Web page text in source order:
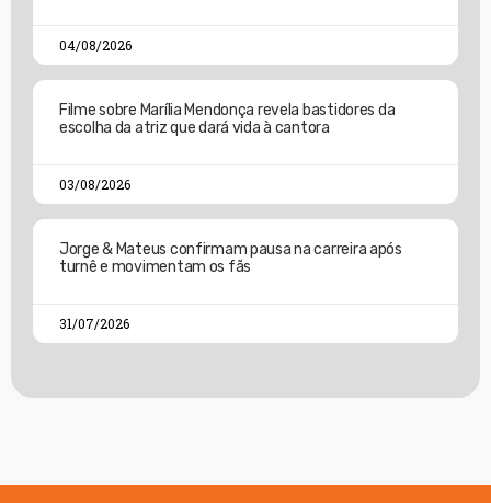
04/08/2026
Filme sobre Marília Mendonça revela bastidores da
escolha da atriz que dará vida à cantora
03/08/2026
Jorge & Mateus confirmam pausa na carreira após
turnê e movimentam os fãs
31/07/2026